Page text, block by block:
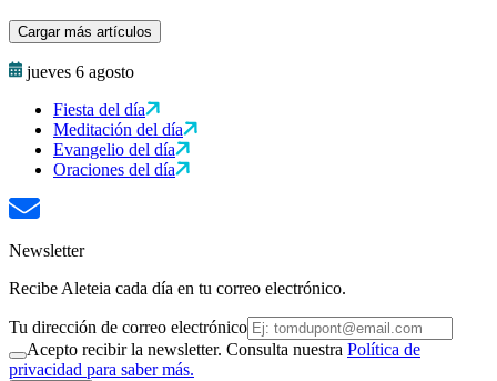
Cargar más artículos
jueves 6 agosto
Fiesta del día
Meditación del día
Evangelio del día
Oraciones del día
Newsletter
Recibe Aleteia cada día en tu correo electrónico.
Tu dirección de correo electrónico
Acepto recibir la newsletter. Consulta nuestra Política de
privacidad para saber más.